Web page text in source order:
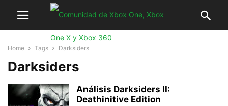
Home Tags Darksiders
Darksiders
Análisis Darksiders II:
Deathinitive Edition